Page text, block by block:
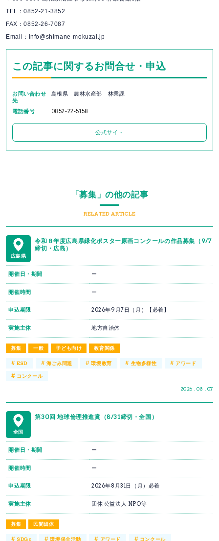
TEL：0852-21-3852
FAX：0852-26-7087
Email：info@shimane-mokuzai.jp
この記事に関するお問合せ・申込
お問い合わせ
先
島根県 農林水産部 林業課
電話番号 0852-22-5158
公式サイト
「募集」の他の記事
RELATED ARTICLE
広島県
令和８年度広島県緑化ポスター原画コンクールの作品募集（9/7
締切・広島）
募集 一般 子ども向け 教育関係
2026 . 08 . 07
開催日・期間 ー
開催時間 ー
申込期限 2026年9月7日（月）【必着】
実施主体 地方自治体
#ESD # 海ごみ問題 #環境教育 # 生物多様性 # アワード
# コンクール
全国
第30回 地球倫理推進賞（8/31締切・全国）
募集 民間団体
開催日・期間 ー
開催時間 ー
申込期限 2026年8月31日（月）必着
実施主体 団体 公益法人 NPO等
#SDGs #環境保全活動 # アワード # コンクール